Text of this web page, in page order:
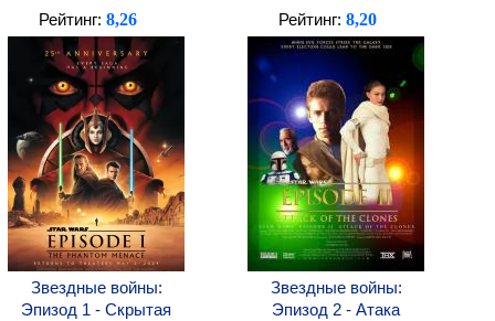
Рейтинг: 8,26
Звездные войны:
Эпизод 1 - Скрытая
Рейтинг: 8,20
Звездные войны:
Эпизод 2 - Атака